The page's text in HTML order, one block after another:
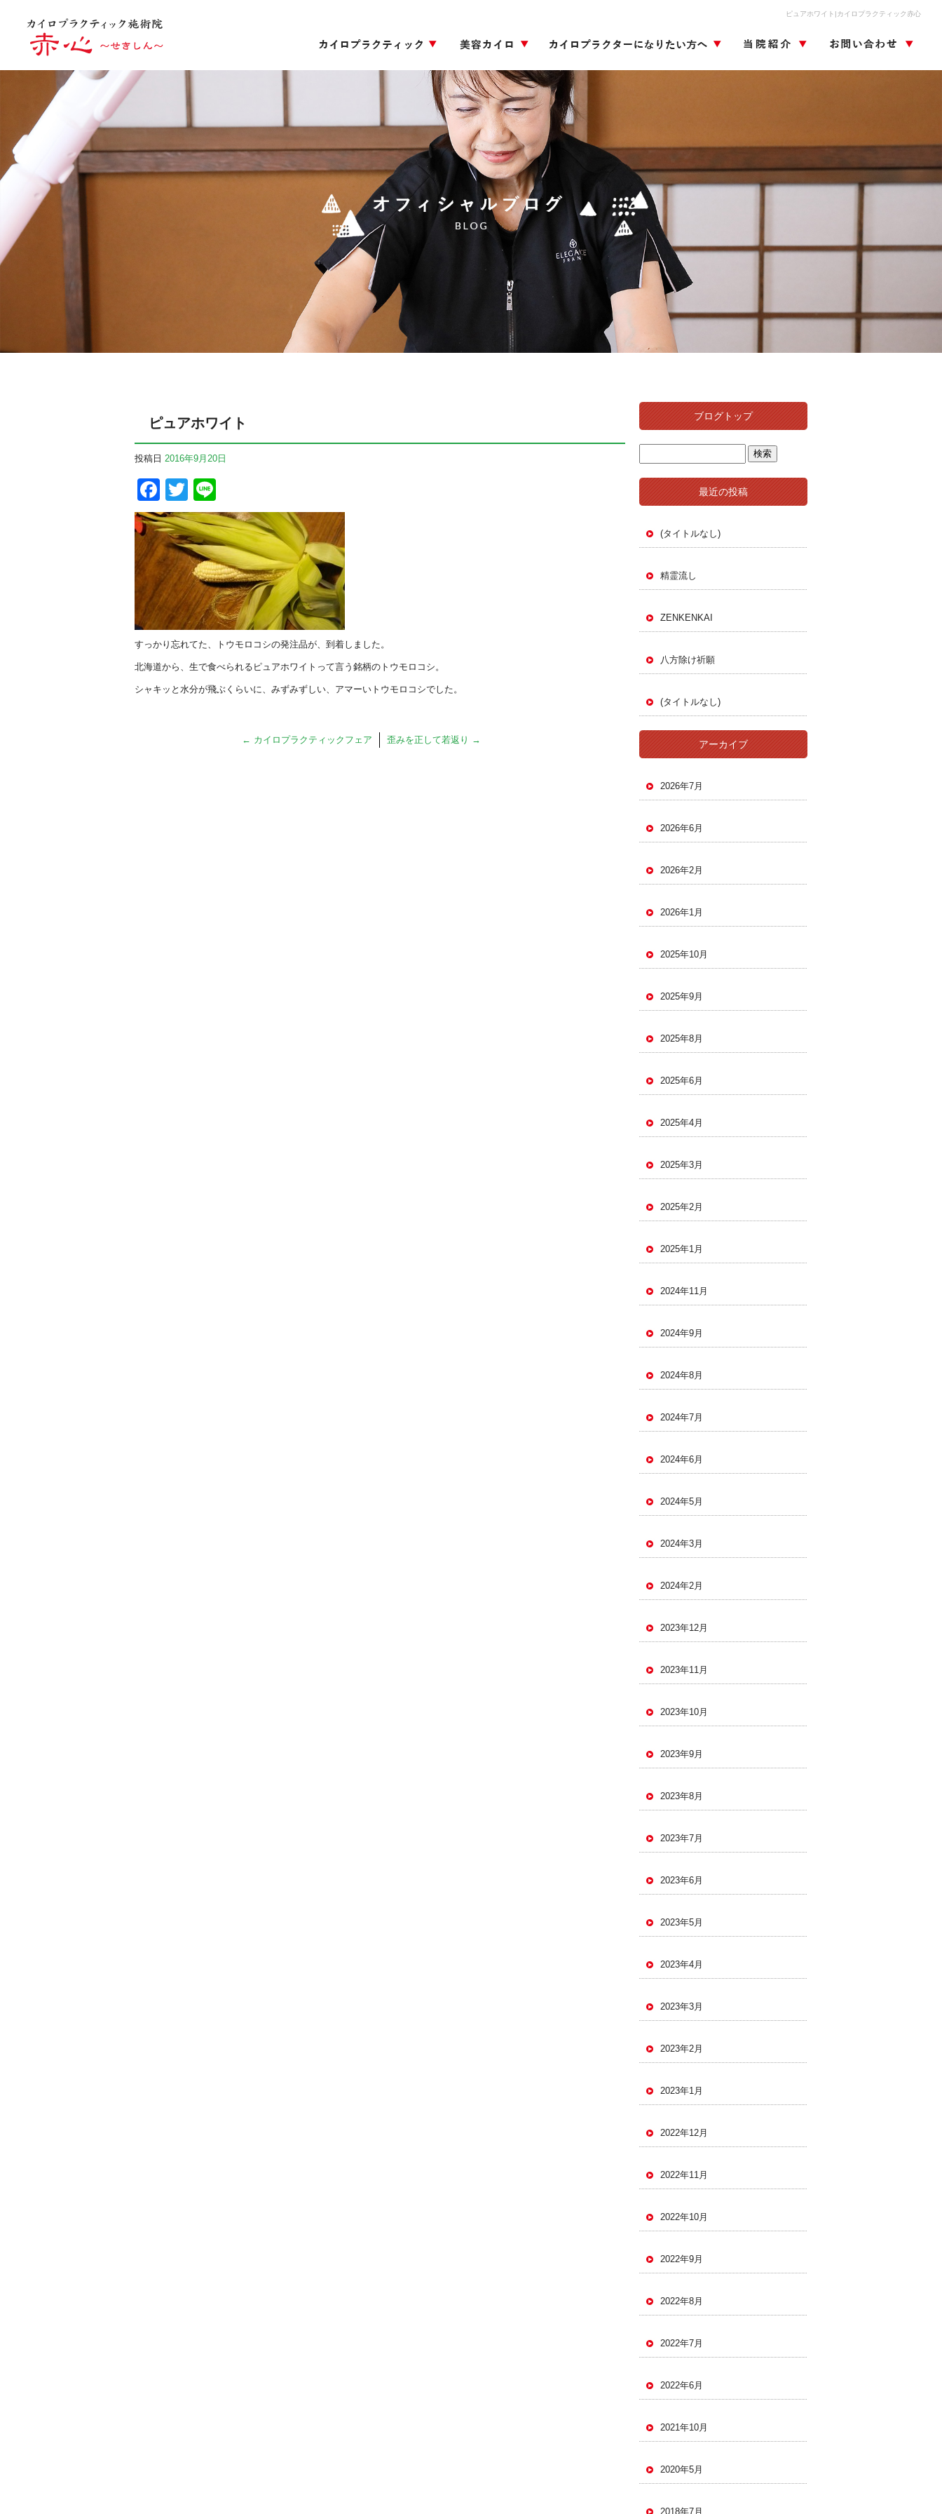
ピュアホワイト|カイロプラクティック赤心
ピュアホワイト
投稿日 2016年9月20日
Facebook
Twitter
すっかり忘れてた、トウモロコシの発注品が、到着しました。
北海道から、生で食べられるピュアホワイトって言う銘柄のトウモロコシ。
シャキッと水分が飛ぶくらいに、みずみずしい、アマーいトウモロコシでした。
← カイロプラクティックフェア 歪みを正して若返り →
ブログトップ
最近の投稿
(タイトルなし)
精霊流し
ZENKENKAI
八方除け祈願
(タイトルなし)
アーカイブ
2026年7月
2026年6月
2026年2月
2026年1月
2025年10月
2025年9月
2025年8月
2025年6月
2025年4月
2025年3月
2025年2月
2025年1月
2024年11月
2024年9月
2024年8月
2024年7月
2024年6月
2024年5月
2024年3月
2024年2月
2023年12月
2023年11月
2023年10月
2023年9月
2023年8月
2023年7月
2023年6月
2023年5月
2023年4月
2023年3月
2023年2月
2023年1月
2022年12月
2022年11月
2022年10月
2022年9月
2022年8月
2022年7月
2022年6月
2021年10月
2020年5月
2018年7月